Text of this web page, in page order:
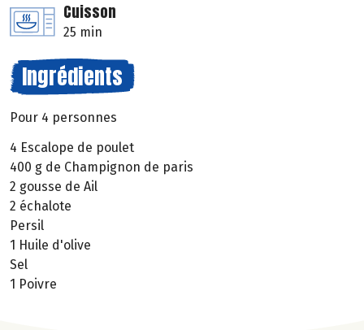
Cuisson
25 min
Ingrédients
Pour 4 personnes
4 Escalope de poulet
400 g de Champignon de paris
2 gousse de Ail
2 échalote
Persil
1 Huile d'olive
Sel
1 Poivre